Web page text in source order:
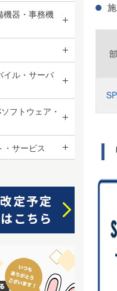
機器・事務機
イル・サーバ
フトウェア・
・サービス